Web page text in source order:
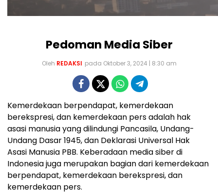
Pedoman Media Siber
Oleh REDAKSI pada Oktober 3, 2024 | 8:30 am
Kemerdekaan berpendapat, kemerdekaan
berekspresi, dan kemerdekaan pers adalah hak
asasi manusia yang dilindungi Pancasila, Undang-
Undang Dasar 1945, dan Deklarasi Universal Hak
Asasi Manusia PBB. Keberadaan media siber di
Indonesia juga merupakan bagian dari kemerdekaan
berpendapat, kemerdekaan berekspresi, dan
kemerdekaan pers.